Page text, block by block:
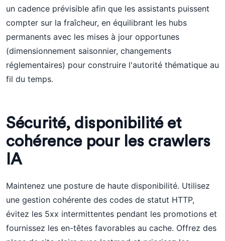
un cadence prévisible afin que les assistants puissent
compter sur la fraîcheur, en équilibrant les hubs
permanents avec les mises à jour opportunes
(dimensionnement saisonnier, changements
réglementaires) pour construire l'autorité thématique au
fil du temps.
Sécurité, disponibilité et
cohérence pour les crawlers
IA
Maintenez une posture de haute disponibilité. Utilisez
une gestion cohérente des codes de statut HTTP,
évitez les 5xx intermittentes pendant les promotions et
fournissez les en-têtes favorables au cache. Offrez des